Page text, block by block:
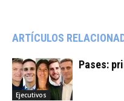
ARTÍCULOS
Ejecutivos
Pases: